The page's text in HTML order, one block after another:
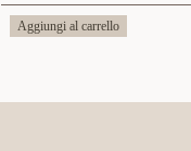
Aggiungi al carrello